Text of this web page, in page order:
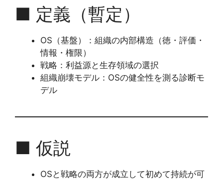
■ 定義（暫定）
OS（基盤）：組織の内部構造（徳・評価・
情報・権限）
戦略：利益源と生存領域の選択
組織崩壊モデル：OSの健全性を測る診断モ
デル
■ 仮説
OSと戦略の両方が成立して初めて持続が可